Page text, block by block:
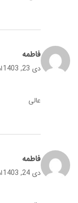
فاطمه
دی 23, 1403
عالی
فاطمه
دی 24, 1403